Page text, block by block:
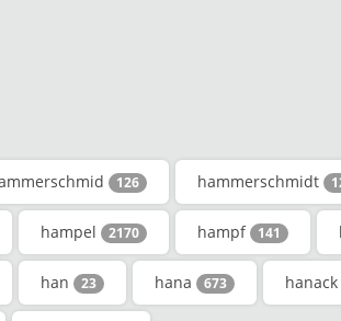
126 hammerschmidt
hampel 2170 hampf 141
han 23 hana 673 hanack